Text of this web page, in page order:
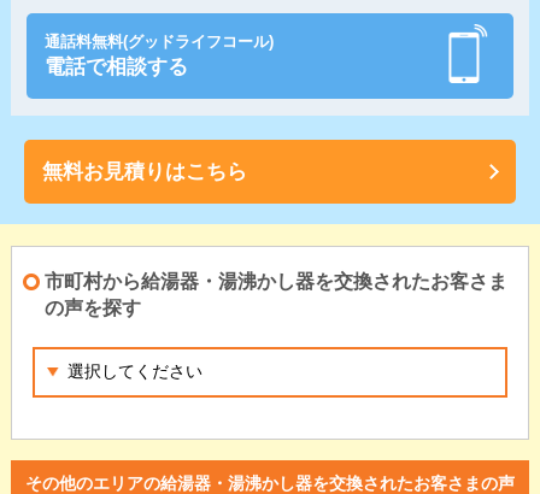
通話料無料(グッドライフコール)
電話で相談する
無料お見積りはこちら
市町村から給湯器・湯沸かし器を交換されたお客さま
の声を探す
その他のエリアの給湯器・湯沸かし器を交換されたお客さまの声